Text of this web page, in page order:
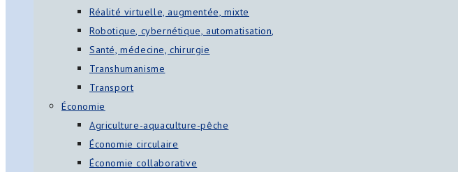
Réalité virtuelle, augmentée, mixte
Robotique, cybernétique, automatisation,
Santé, médecine, chirurgie
Transhumanisme
Transport
Économie
Agriculture-aquaculture-pêche
Économie circulaire
Économie collaborative